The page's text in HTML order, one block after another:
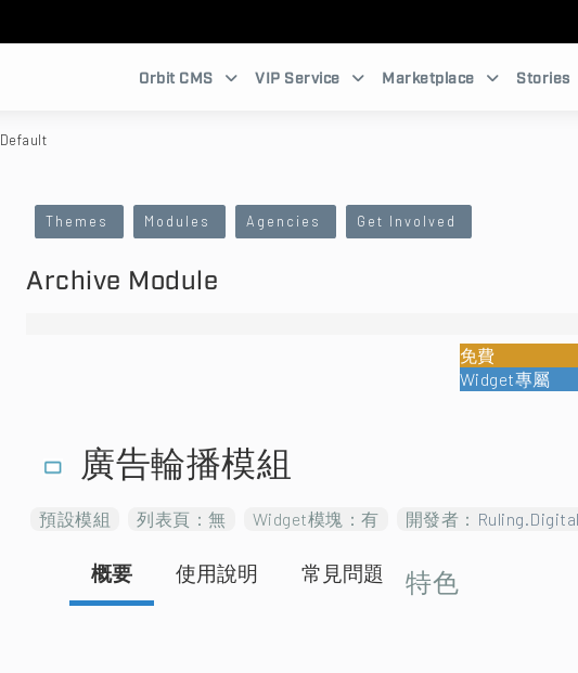
Orbit CMS VIP Service Marketplace Stories
Default
Themes Modules Agencies Get Involved
Archive Module
免費
Widget專屬
廣告輪播模組
預設模組 列表頁：無 Widget模塊：有 開發者： Ruling.Digital
概要 使用說明 常見問題 特色